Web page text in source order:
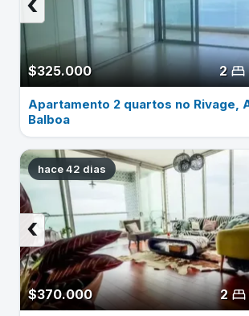
$325.000 2
Apartamento 2 quartos no Rivage,
Balboa
hace 42 dias
$370.000 2
‹